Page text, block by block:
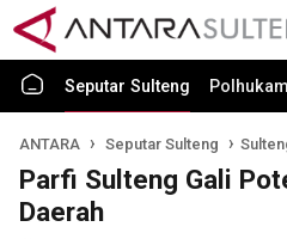
Seputar Sulteng Polhukam
ANTARA Seputar Sulteng
Parfi Sulteng Gali
Daerah